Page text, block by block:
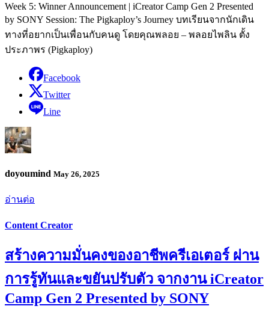
Week 5: Winner Announcement | iCreator Camp Gen 2 Presented
by SONY Session: The Pigkaploy’s Journey บทเรียนจากนักเดิน
ทางที่อยากเป็นเพื่อนกับคนดู โดยคุณพลอย – พลอยไพลิน ตั้ง
ประภาพร (Pigkaploy)
Facebook
Twitter
Line
doyoumind May 26, 2025
อ่านต่อ
Content Creator
สร้างความมั่นคงของอาชีพครีเอเตอร์ ผ่าน
การรู้ทันและขยันปรับตัว จากงาน iCreator
Camp Gen 2 Presented by SONY